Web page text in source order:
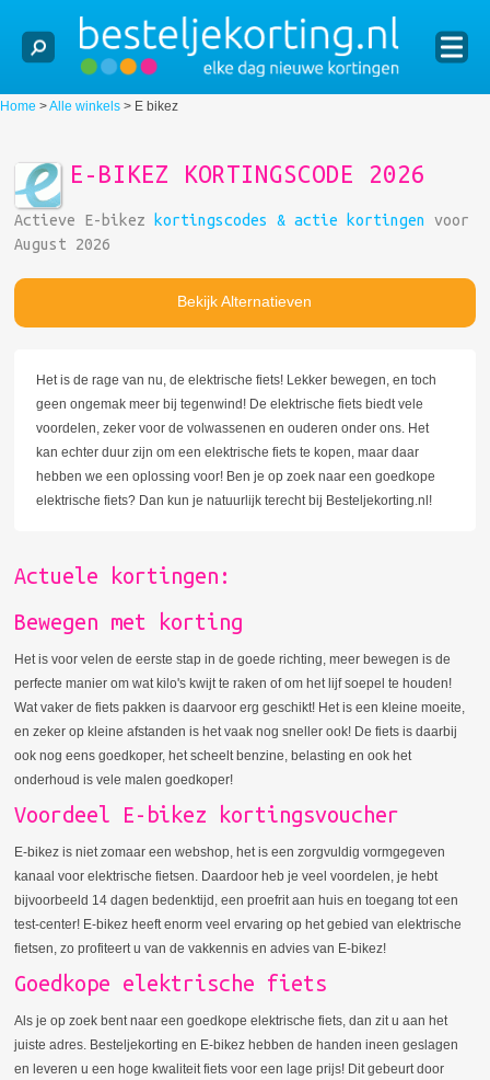
Home >Alle winkels > E bikez
E-BIKEZ KORTINGSCODE 2026
Actieve E-bikez kortingscodes & actie kortingen
voor
August 2026
Bekijk Alternatieven
Het is de rage van nu, de elektrische fiets! Lekker bewegen, en toch
geen ongemak meer bij tegenwind! De elektrische fiets biedt vele
voordelen, zeker voor de volwassenen en ouderen onder ons. Het
kan echter duur zijn om een elektrische fiets te kopen, maar daar
hebben we een oplossing voor! Ben je op zoek naar een goedkope
elektrische fiets? Dan kun je natuurlijk terecht bij Besteljekorting.nl!
Actuele kortingen:
Bewegen met korting
Het is voor velen de eerste stap in de goede richting, meer bewegen is de
perfecte manier om wat kilo's kwijt te raken of om het lijf soepel te houden!
Wat vaker de fiets pakken is daarvoor erg geschikt! Het is een kleine moeite,
en zeker op kleine afstanden is het vaak nog sneller ook! De fiets is daarbij
ook nog eens goedkoper, het scheelt benzine, belasting en ook het
onderhoud is vele malen goedkoper!
Voordeel E-bikez kortingsvoucher
E-bikez is niet zomaar een webshop, het is een zorgvuldig vormgegeven
kanaal voor elektrische fietsen. Daardoor heb je veel voordelen, je hebt
bijvoorbeeld 14 dagen bedenktijd, een proefrit aan huis en toegang tot een
test-center! E-bikez heeft enorm veel ervaring op het gebied van elektrische
fietsen, zo profiteert u van de vakkennis en advies van E-bikez!
Goedkope elektrische fiets
Als je op zoek bent naar een goedkope elektrische fiets, dan zit u aan het
juiste adres. Besteljekorting en E-bikez hebben de handen ineen geslagen
en leveren u een hoge kwaliteit fiets voor een lage prijs! Dit gebeurt door